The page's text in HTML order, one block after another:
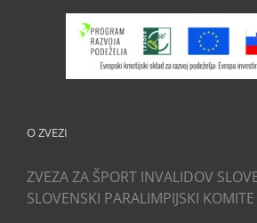
O ZVEZI
ZVEZA ZA ŠPORT INVALIDOV
SLOVENSKI PARALIMPIJSKI